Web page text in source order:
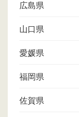
広島県
山口県
愛媛県
福岡県
佐賀県